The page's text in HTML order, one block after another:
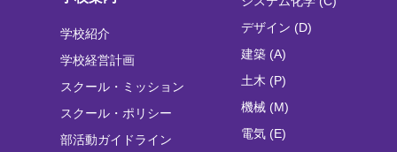
学校紹介
学校経営計画
スクール・ミッション
スクール・ポリシー
部活動ガイドライン
デザイン (D)
建築 (A)
土木 (P)
機械 (M)
電気 (E)